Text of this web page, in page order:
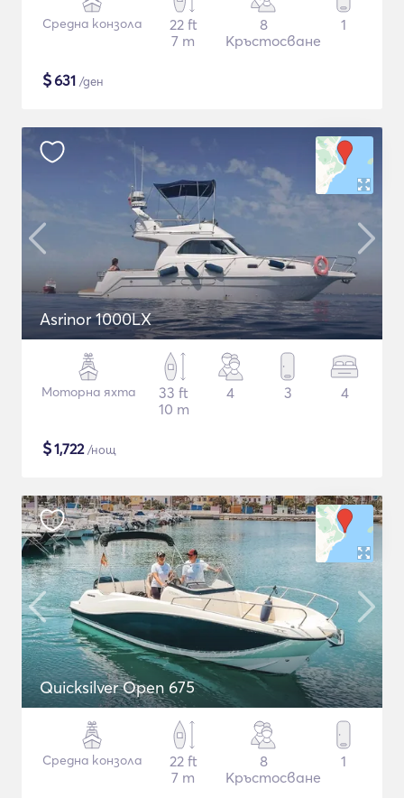
Средна конзола
22 ft
7 m
8
Кръстосване
1
$631 /ден
Asrinor 1000LX
Моторна яхта
33 ft
10 m
4 3 4
$1,722/нощ
Quicksilver Open 675
Средна конзола
22 ft
7 m
8
Кръстосване
1